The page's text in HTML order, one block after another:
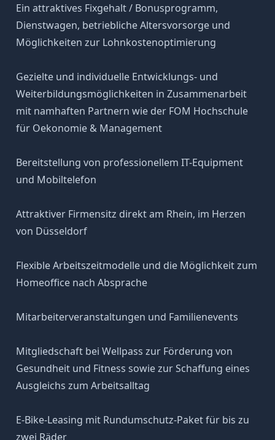
Ein attraktives Fixgehalt / Bonusprogramm,
Dienstwagen, betriebliche Altersvorsorge und
Möglichkeiten zur Lohnkostenoptimierung
Gezielte und individuelle Entwicklungs- und
Weiterbildungsmöglichkeiten in Zusammenarbeit
mit namhaften Partnern wie der FOM Hochschule
für Oekonomie & Management
Bereitstellung von professionellem IT-Equipment
und Mobiltelefon
Attraktiver Firmensitz direkt am Rhein, im Herzen
von Düsseldorf
Flexible Arbeitszeitmodelle und die Möglichkeit zum
Homeoffice nach Absprache
Mitarbeiterveranstaltungen und Familienevents
Mitgliedschaft bei Wellpass zur Förderung von
Gesundheit und Fitness sowie zur Schaffung eines
Ausgleichs zum Arbeitsalltag
E-Bike-Leasing mit Rundumschutz-Paket für bis zu
zwei Räder